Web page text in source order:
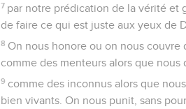
7 par notre prédication de la vérité et
de faire ce qui est juste aux yeux de
8 On nous honore ou on nous
comme des menteurs alors que nous
9 comme des inconnus alors que
bien vivants. On nous punit, sans